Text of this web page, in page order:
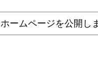
ホームページを公開し